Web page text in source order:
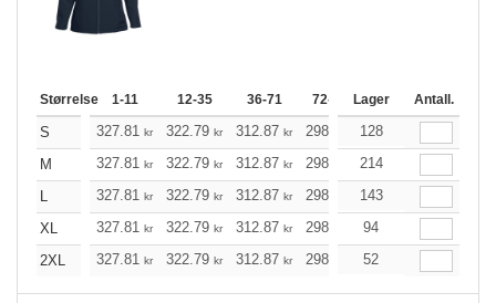
Størrelse 1-11 12-35 36-71 72-143 144-287
Lager Antall.
S 327.81 kr 322.79 kr 312.87 kr 298.04 kr 283.10
128
M
327.81 kr 322.79 kr 312.87 kr 298.04 kr 283.10
214
L
327.81 kr 322.79 kr 312.87 kr 298.04 kr 283.10
143
XL
327.81 kr 322.79 kr 312.87 kr 298.04 283.10
94
2XL
327.81 kr 322.79 kr 312.87 kr 298.04 283.10
52